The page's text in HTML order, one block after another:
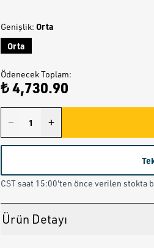
Genişlik: Orta
Orta
Ödenecek Toplam:
₺ 4,730.90
CST saat 15:00'ten önce verilen stokta
Ürün Detayı